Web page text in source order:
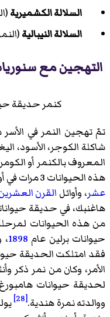
السلالة الكشميرية
السلالة النيبالية
التهجين مع
كنمر حديقة
تمّ تهجين النمر في
شاكلة الكوجر، الأسود،
المعروفبالكنمر أو
هذه الحيوانات 3 مرات في أواخر عقد التسعينات من
عشر، وأوائل القرن
هاغنبك، في حديقة
من هذه الحيوانات
حيوانات برلين عام 1898،
فقد امتلكت الحديقة
الأمر، وكان من نمر ذكر
لحديقة حيوانات
ووالدته نمرة هندية.[28]